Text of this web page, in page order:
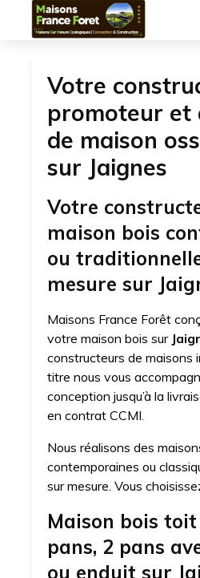
Votre
promoteur et
de maison
sur Jaignes
Votre
maison bois
ou
mesure sur
Maisons France Forêt
votre maison bois sur
constructeurs de maisons
titre nous vous
conception jusqu’à la
en contrat CCMI.
Nous réalisons des
contemporaines ou
sur mesure. Vous
Maison bois
pans, 2 pans
ou enduit sur